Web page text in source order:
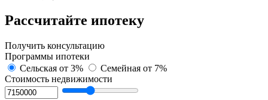
Рассчитайте ипотеку
Получить консультацию
Программы ипотеки
Сельская от 3% Семейная от 7%
Стоимость недвижимости